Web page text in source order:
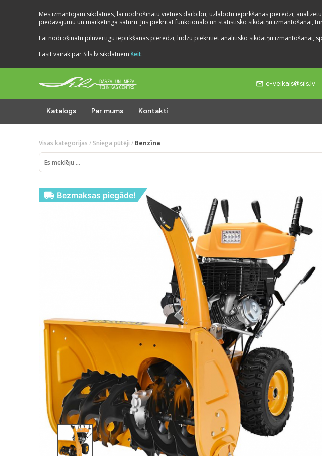
Mēs izmantojam sīkdatnes, lai nodrošinātu vietnes darbību, uzlabotu iepirkšanās pieredzi,
piedāvājumu un marketinga saturu. Jūs piekrītat funkcionālo un statistisko sīkdatņu izmantošanai,
Lai nodrošinātu pilnvērtīgu iepirkšanās pieredzi, lūdzu piekrītiet analītisko sīkdatņu izmantošanai,
Lasīt vairāk par Sils.lv sīkdatnēm šeit.
e-veikals@sils.lv
Katalogs Par mums Kontakti
Visas kategorijas / Sniega pūtēji / Benzīna
Bezmaksas piegāde!